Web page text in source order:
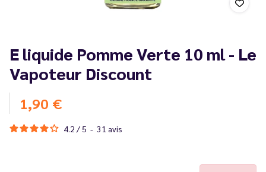
E liquide Pomme Verte 10 ml - Le
Vapoteur Discount
1,90 €
4.2 / 5 - 31 avis